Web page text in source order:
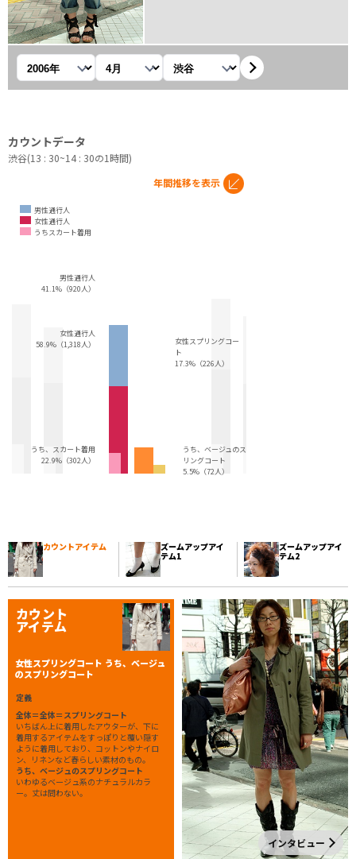
年を選択 月を選択 観測地を選択
カウントデータ
渋谷(13 : 30~14 : 30の1時間)
男性通行人
女性通行人
うちスカート着用
年間推移を表示
男性通行人
41.1%（920人）
女性通行人
58.9%（1,318人）
うち、スカート着用
22.9%（302人）
女性スプリングコー
ト
17.3%（226人）
うち、ベージュのスプ
リングコート
5.5%（72人）
カウントアイテム
ズームアップアイ
テム1
ズームアップアイ
テム2
カウント
アイテム
女性スプリングコート うち、ベージュ
のスプリングコート
定義
全体＝全体＝スプリングコート
いちばん上に着用したアウターが、下に
着用するアイテムをすっぽりと覆い隠す
ように着用しており、コットンやナイロ
ン、リネンなど春らしい素材のもの。
うち、ベージュのスプリングコート
いわゆるベージュ系のナチュラルカラ
ー。丈は問わない。
インタビュー